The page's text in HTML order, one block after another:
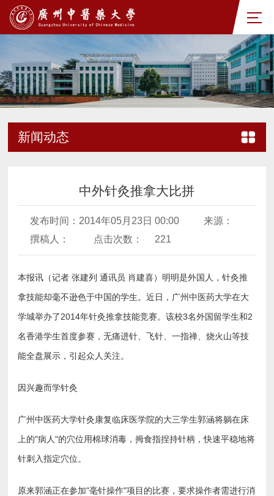
新闻动态
中外针灸推拿大比拼
发布时间：2014年05月23日 00:00
来源：
撰稿人：
点击次数： 221
本报讯（记者 张建列 通讯员 肖建喜）明明是外国人，针灸推
拿技能却毫不逊色于中国的学生。近日，广州中医药大学在大
学城举办了2014年针灸推拿技能竞赛。该校3名外国留学生和2
名香港学生首度参赛，无痛进针、飞针、一指禅、烧火山等技
能全盘展示，引起众人关注。
因兴趣而学针灸
广州中医药大学针灸康复临床医学院的大三学生郭涵将躺在床
上的"病人"的穴位用棉球消毒，拇食指捏持针柄，快速平稳地将
针刺入指定穴位。
原来郭涵正在参加"毫针操作"项目的比赛，要求操作者需进行消